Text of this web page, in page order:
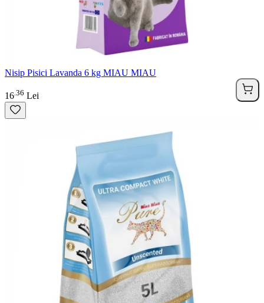
Nisip Pisici Lavanda 6 kg MIAU MIAU
16 36 Lei